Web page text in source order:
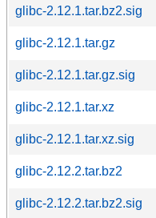
glibc-2.12.1.tar.bz2.sig
glibc-2.12.1.tar.gz
glibc-2.12.1.tar.gz.sig
glibc-2.12.1.tar.xz
glibc-2.12.1.tar.xz.sig
glibc-2.12.2.tar.bz2
glibc-2.12.2.tar.bz2.sig